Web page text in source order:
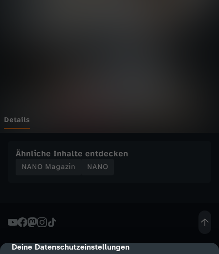
cmp-dialog-description
Deine Datenschutzeinstellungen
S
w
c
h
Details
Ähnliche Inhalte entdecken
NANO Magazin NANO